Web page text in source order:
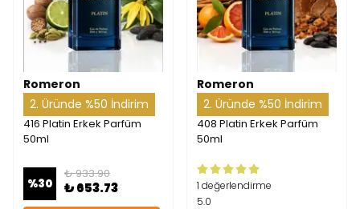
Romeron
2. Üründe %50 İndirim
416 Platin Erkek Parfüm
50ml
%30
₺ 933.90
₺ 653.73
Romeron
2. Üründe %50 İndirim
408 Platin Erkek Parfüm
50ml
1 değerlendirme
5.0